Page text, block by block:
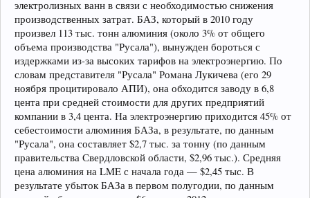
электролизных ванн в связи с необходимостью снижения
производственных затрат. БАЗ, который в 2010 году
произвел 113 тыс. тонн алюминия (около 3% от общего
объема производства "Русала"), вынужден бороться с
издержками из-за высоких тарифов на электроэнергию. По
словам представителя "Русала" Романа Лукичева (его 29
ноября процитировало АПИ), она обходится заводу в 6,8
цента при средней стоимости для других предприятий
компании в 3,4 цента. На электроэнергию приходится 45% от
себестоимости алюминия БАЗа, в результате, по данным
"Русала", она составляет $2,7 тыс. за тонну (по данным
правительства Свердловской области, $2,96 тыс.). Средняя
цена алюминия на LME с начала года — $2,45 тыс. В
результате убыток БАЗа в первом полугодии, по данным